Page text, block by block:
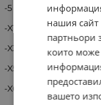
-5 Series (F10/F11) 2010
-X1 (E84) 2013 -> 2018
-X3 (E83) 2003 -> 2010
-X5 (E70) 2006 -> 2014
-X6 (E71/E72) 2008 ->
нашия сайт
партньори
които може
вашето